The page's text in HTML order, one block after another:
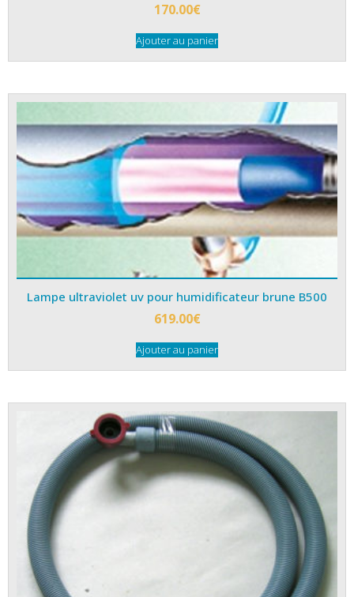
170.00€
Ajouter au panier
Lampe ultraviolet uv pour humidificateur brune B500
619.00€
Ajouter au panier